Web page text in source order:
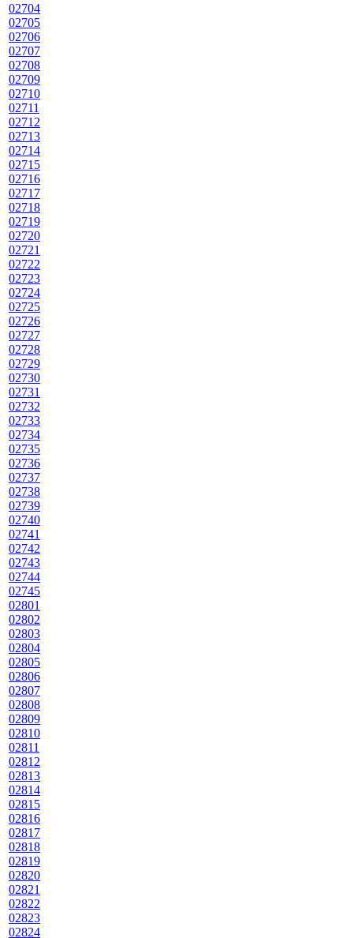
02704
02705
02706
02707
02708
02709
02710
02711
02712
02713
02714
02715
02716
02717
02718
02719
02720
02721
02722
02723
02724
02725
02726
02727
02728
02729
02730
02731
02732
02733
02734
02735
02736
02737
02738
02739
02740
02741
02742
02743
02744
02745
02801
02802
02803
02804
02805
02806
02807
02808
02809
02810
02811
02812
02813
02814
02815
02816
02817
02818
02819
02820
02821
02822
02823
02824